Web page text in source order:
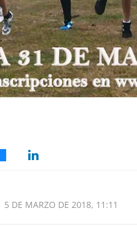
5 DE MARZO DE 2018, 11:11